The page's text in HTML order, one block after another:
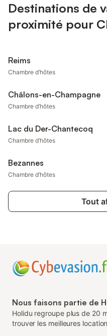
Destinations de
proximité pour
Reims
Chambre d’hôtes
Châlons-en-Champagne
Chambre d’hôtes
Lac du Der-Chantecoq
Chambre d’hôtes
Bezannes
Chambre d’hôtes
Tout
Nous faisons partie de
Holidu regroupe plus de 20
trouver les meilleures